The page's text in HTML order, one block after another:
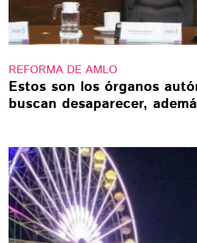
REFORMA DE AMLO
Estos son los órganos
buscan desaparecer,